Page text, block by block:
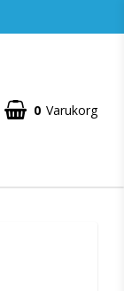
0 Varukorg